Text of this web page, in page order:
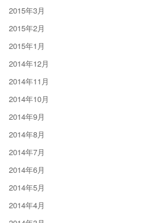
2015年3月
2015年2月
2015年1月
2014年12月
2014年11月
2014年10月
2014年9月
2014年8月
2014年7月
2014年6月
2014年5月
2014年4月